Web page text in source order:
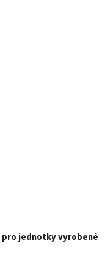
pro jednotky vyrobené